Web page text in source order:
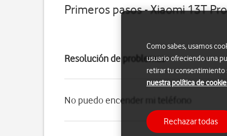
Primeros pasos - Xiaomi 13T Pro
Resolución de problemas
No puedo encender mi teléfono
Como sabes, usamos
usuario ofreciendo una
retirar tu consentimiento
nuestra política de
Rechazar todas